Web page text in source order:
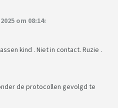
om 08:14:
kind . Niet in contact. Ruzie .
de protocollen gevolgd te